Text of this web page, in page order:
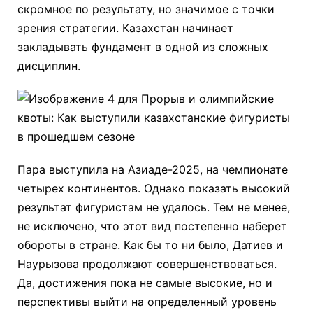
скромное по результату, но значимое с точки
зрения стратегии. Казахстан начинает
закладывать фундамент в одной из сложных
дисциплин.
Пара выступила на Азиаде-2025, на чемпионате
четырех континентов. Однако показать высокий
результат фигуристам не удалось. Тем не менее,
не исключено, что этот вид постепенно наберет
обороты в стране. Как бы то ни было, Датиев и
Наурызова продолжают совершенствоваться.
Да, достижения пока не самые высокие, но и
перспективы выйти на определенный уровень